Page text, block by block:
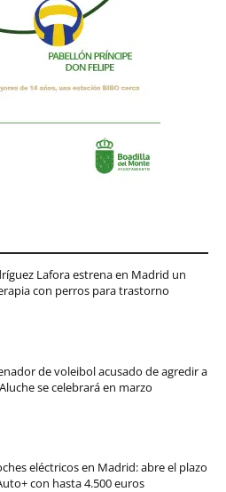
Lafora estrena en Madrid un
con perros para trastorno
de voleibol acusado de agredir a
se celebrará en marzo
eléctricos en Madrid: abre el plazo
con hasta 4.500 euros